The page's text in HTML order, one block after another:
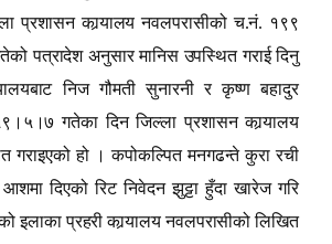
प्रशासन कार्‍यालय नवलपरासीको च.नं. १९९
पत्रादेश अनुसार मानिस उपस्थित गराई दिनु
निज गौमती सुनारनी र कृष्ण बहादुर
गतेका दिन जिल्ला प्रशासन कार्‍यालय
गराइएको हो । कपोकल्पित मनगढन्ते कुरा रची
दिएको रिट निवेदन झुट्टा हुँदा खारेज गरि
इलाका प्रहरी कार्‍यालय नवलपरासीको लिखित